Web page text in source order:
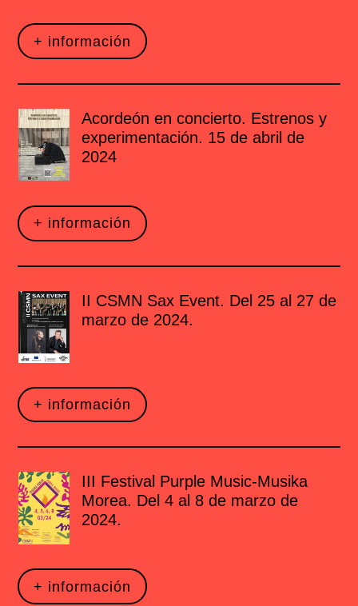
+ información
Acordeón en concierto. Estrenos y
experimentación. 15 de abril de
2024
+ información
II CSMN Sax Event. Del 25 al 27 de
marzo de 2024.
+ información
III Festival Purple Music-Musika
Morea. Del 4 al 8 de marzo de
2024.
+ información